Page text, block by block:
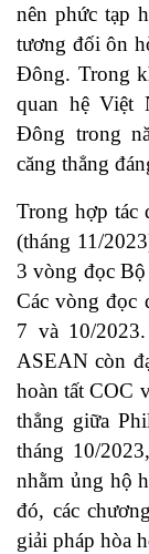
nên phức tạp
tương đối ôn
Đông. Trong
quan hệ Việt
Đông trong
căng thẳng
Trong hợp tác
(tháng 11/
3 vòng đọc
Các vòng đọc
7 và 10/
ASEAN còn
hoàn tất COC
thẳng giữa
tháng 10/
nhằm ủng hộ
đó, các
giải pháp hòa